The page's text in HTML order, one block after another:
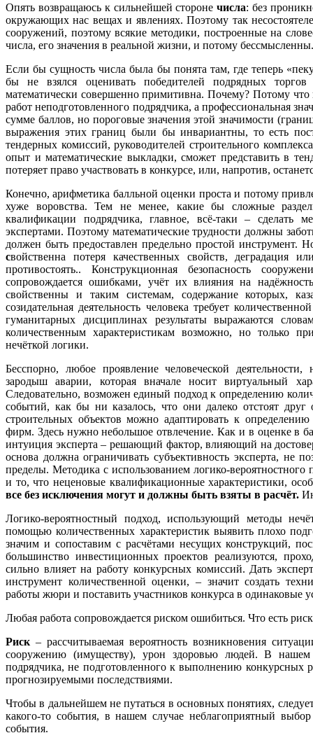
Опять возвращаюсь к сильнейшей сторонечисла: без
окружающих нас вещах и явлениях. Поэтому так
сооружений, поэтому всякие методики, построенные на
числа, его значения в реальной жизни, и потому бессмысленны.
Если бы сущность числа была бы понята там, где теперь
бы не взялся оценивать победителей подрядных
математически совершенно примитивна. Почему? Потому что
работ неподготовленного подрядчика, а профессиональная
сумме баллов, но пороговые значения этой значимости
выражения этих границ были бы инвариантны, то есть
тендерных комиссий, руководителей строительного
опыт и математические выкладки, сможет представить в
потеряет право участвовать в конкурсе, или, напротив,
Конечно, арифметика балльной оценки проста и потому
хуже воровства. Тем не менее, какие бы сложные
квалификации подрядчика, главное, всё-таки – сделать
экспертами. Поэтому математические трудности должны
должен быть предоставлен предельно простой инструмент.
свойственна потеря качественных свойств, деградация
противостоять.. Конструкционная безопасность
сопровождается ошибками, учёт их влияния на
свойственны и таким системам, содержание которых,
созидательная деятельность человека требует
гуманитарных дисциплинах результаты выражаются
количественным характеристикам возможно, но только
нечёткой логики.
Бесспорно, любое проявление человеческой
зародыш аварии, которая вначале носит виртуальный
Следовательно, возможен единый подход к определению
событий, как бы ни казалось, что они далеко отстоят
строительных объектов можно адаптировать к определению
фирм. Здесь нужно небольшое отвлечение. Как и в оценке в
интуиция эксперта – решающий фактор, влияющий на
основа должна ограничивать субъективность эксперта, не
пределы. Методика с использованием логико-
и то, что неценовые квалификационные характеристики,
все без исключения могут и должны быть взяты в расчёт.
Логико-вероятностный подход, использующий методы
помощью количественных характеристик выявить плохо
значим и сопоставим с расчётами несущих конструкций,
большинство инвестиционных проектов реализуются,
сильно влияет на работу конкурсных комиссий. Дать
инструмент количественной оценки, – значит создать
работы жюри и поставить участников конкурса в одинаковые
Любая работа сопровождается риском ошибиться. Что есть
Риск – рассчитываемая вероятность возникновения
сооружению (имуществу), урон здоровью людей. В нашем
подрядчика, не подготовленного к выполнению конкурсных
прогнозируемыми последствиями.
Чтобы в дальнейшем не путаться в основных понятиях,
какого-то события, в нашем случае неблагоприятный
события.